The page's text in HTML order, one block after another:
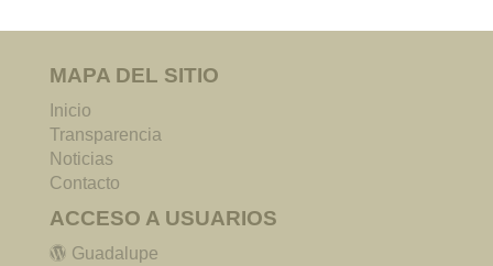
MAPA DEL SITIO
Inicio
Transparencia
Noticias
Contacto
ACCESO A USUARIOS
Guadalupe